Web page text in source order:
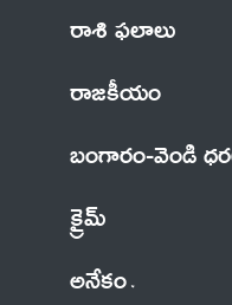
రాశి ఫలాలు
రాజకీయం
బంగారం-వెండి
క్రైమ్
అనేకం